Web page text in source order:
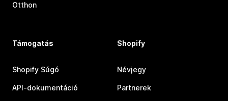
Otthon
Támogatás
Shopify Súgó
API-dokumentáció
Shopify
Névjegy
Partnerek